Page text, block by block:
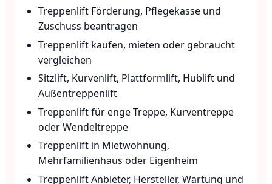
Treppenlift Förderung, Pflegekasse und
Zuschuss beantragen
Treppenlift kaufen, mieten oder gebraucht
vergleichen
Sitzlift, Kurvenlift, Plattformlift, Hublift und
Außentreppenlift
Treppenlift für enge Treppe, Kurventreppe
oder Wendeltreppe
Treppenlift in Mietwohnung,
Mehrfamilienhaus oder Eigenheim
Treppenlift Anbieter, Hersteller, Wartung und